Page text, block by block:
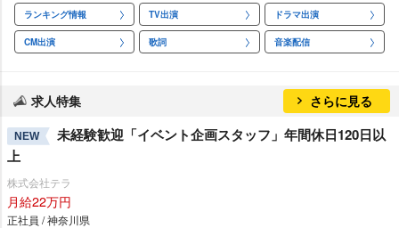
ランキング情報 TV出演 ドラマ出演
CM出演 歌詞 音楽配信
求人特集 さらに見る
NEW
未経験歓迎「イベント企画スタッフ」年間休日120日以
上
株式会社テラ
月給22万円
正社員 / 神奈川県